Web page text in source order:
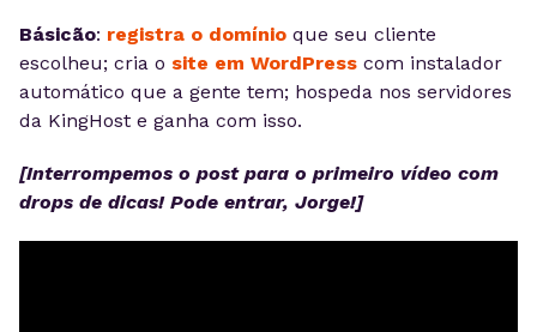
Básicão: registra o domínio que seu cliente
escolheu; cria o site em WordPress com instalador
automático que a gente tem; hospeda nos servidores
da KingHost e ganha com isso.
[Interrompemos o post para o primeiro vídeo com
drops de dicas! Pode entrar, Jorge!]